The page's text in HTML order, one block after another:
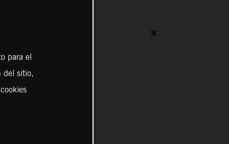
✕
para el
del sitio,